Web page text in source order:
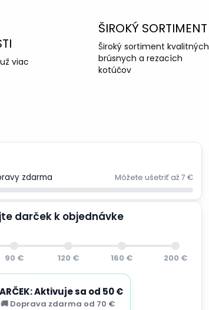
viac
ŠIROKÝ SORTIMENT
Široký sortiment kvalitných
brúsnych a rezacích
kotúčov
zdarma Môžete ušetriť až 7 €
darček k objednávke
90 € 120 € 160 € 200 €
Aktivuje sa od 50 €
🚚 Doprava zdarma od 70 €